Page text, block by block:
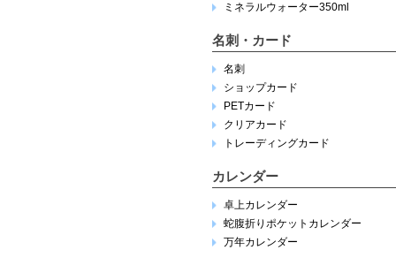
ミネラルウォーター350ml
名刺・カード
名刺
ショップカード
PETカード
クリアカード
トレーディングカード
カレンダー
卓上カレンダー
蛇腹折りポケットカレンダー
万年カレンダー